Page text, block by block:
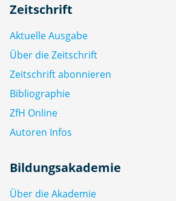
Zeitschrift
Aktuelle Ausgabe
Über die Zeitschrift
Zeitschrift abonnieren
Bibliographie
ZfH Online
Autoren Infos
Bildungsakademie
Über die Akademie